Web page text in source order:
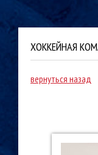
ХОККЕЙНАЯ
вернуться назад